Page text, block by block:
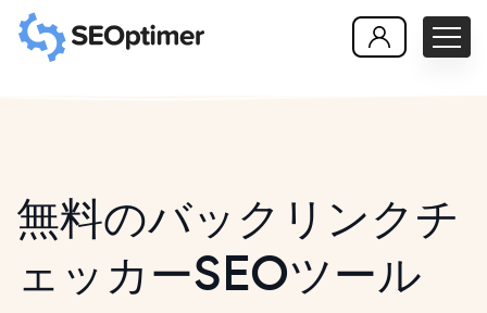
無料のバックリンクチ
ェッカーSEOツール